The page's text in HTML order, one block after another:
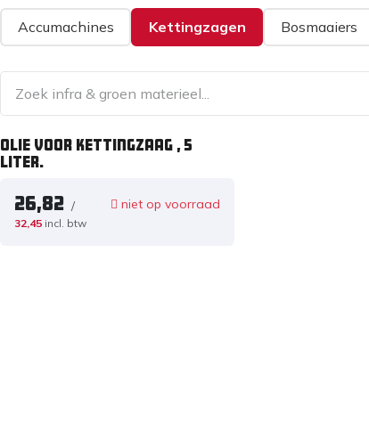
Accumachines Kettingzagen Bosmaaiers
Olie voor kettingzaag , 5
Liter.
26,82 /
32,45 incl. btw
niet op voorraad